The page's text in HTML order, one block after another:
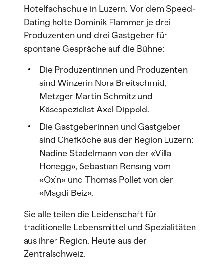
Hotelfachschule in Luzern. Vor dem Speed-
Dating holte Dominik Flammer je drei
Produzenten und drei Gastgeber für
spontane Gespräche auf die Bühne:
Die Produzentinnen und Produzenten
sind Winzerin Nora Breitschmid,
Metzger Martin Schmitz und
Käsespezialist Axel Dippold.
Die Gastgeberinnen und Gastgeber
sind Chefköche aus der Region Luzern:
Nadine Stadelmann von der «Villa
Honegg», Sebastian Rensing vom
«Ox’n» und Thomas Pollet von der
«Magdi Beiz».
Sie alle teilen die Leidenschaft für
traditionelle Lebensmittel und Spezialitäten
aus ihrer Region. Heute aus der
Zentralschweiz.